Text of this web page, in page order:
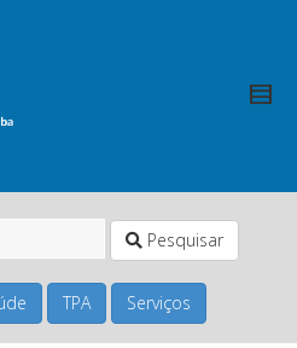
Pesquisar
TPA Serviços